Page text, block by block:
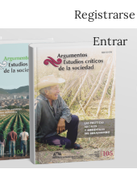
Registrarse
Entrar